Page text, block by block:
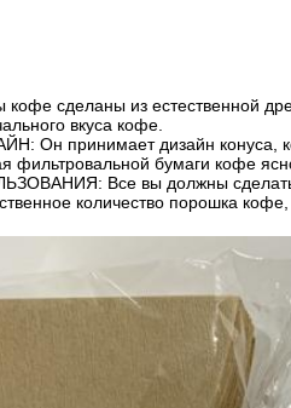
сделаны из естественной
вкуса кофе.
Он принимает дизайн конуса,
фильтровальной бумаги кофе
Все вы должны сделать
количество порошка